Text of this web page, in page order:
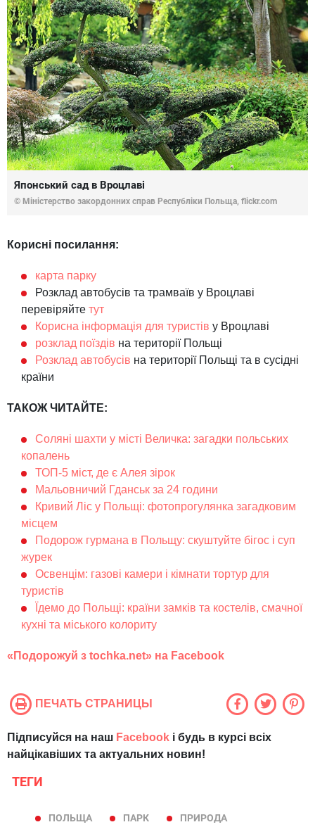
Японський сад в Вроцлаві
© Міністерство закордонних справ Республіки Польща, flickr.com
Корисні посилання:
карта парку
Розклад автобусів та трамваїв у Вроцлаві
перевіряйте тут
Корисна інформація для туристів у Вроцлаві
розклад поїздів на території Польщі
Розклад автобусів на території Польщі та в сусідні
країни
ТАКОЖ ЧИТАЙТЕ:
Соляні шахти у місті Величка: загадки польських
копалень
ТОП-5 міст, де є Алея зірок
Мальовничий Гданськ за 24 години
Кривий Ліс у Польщі: фотопрогулянка загадковим
місцем
Подорож гурмана в Польщу: скуштуйте бігос і суп
журек
Освенцім: газові камери і кімнати тортур для
туристів
Їдемо до Польщі: країни замків та костелів, смачної
кухні та міського колориту
« Подорожуй з tochka.net» на Facebook
ПЕЧАТЬ СТРАНИЦЫ
Підписуйся на наш Facebook і будь в курсі всіх
найцікавіших та актуальних новин!
ТЕГИ
ПОЛЬЩА ПАРК ПРИРОДА